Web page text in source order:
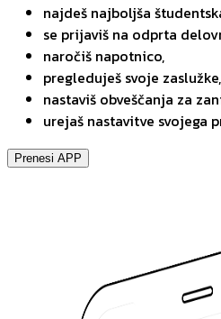
najdeš najboljša
se prijaviš na odprta
naročiš napotnico,
pregleduješ svoje zaslužke,
nastaviš obveščanja za
urejaš nastavitve svojega
Prenesi APP